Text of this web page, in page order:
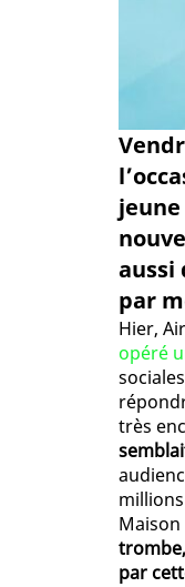
aussi
par
Hier,
opéré
très
Maison
par